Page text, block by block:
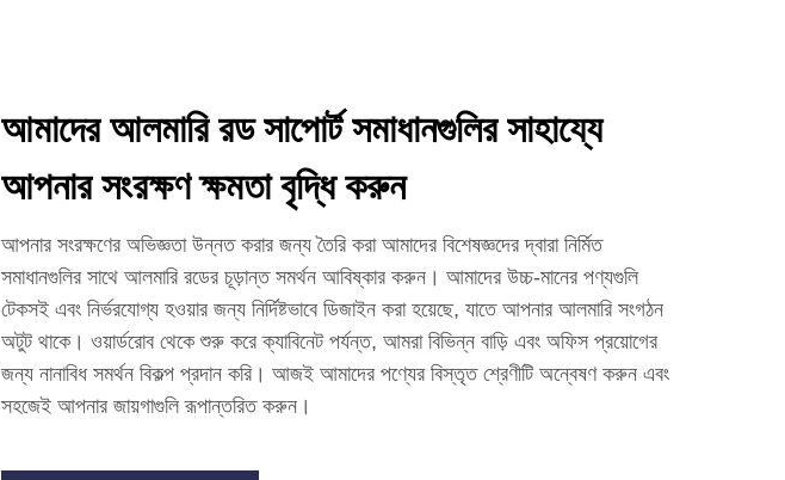
আমাদের আলমারি রড সাপোর্ট সমাধানগুলির সাহায্যে
আপনার সংরক্ষণ ক্ষমতা বৃদ্ধি করুন
আপনার সংরক্ষণের অভিজ্ঞতা উন্নত করার জন্য তৈরি করা আমাদের বিশেষজ্ঞদের দ্বারা নির্মিত
সমাধানগুলির সাথে আলমারি রডের চূড়ান্ত সমর্থন আবিষ্কার করুন। আমাদের উচ্চ-মানের পণ্যগুলি
টেকসই এবং নির্ভরযোগ্য হওয়ার জন্য নির্দিষ্টভাবে ডিজাইন করা হয়েছে, যাতে আপনার আলমারি সংগঠন
অটুট থাকে। ওয়ার্ডরোব থেকে শুরু করে ক্যাবিনেট পর্যন্ত, আমরা বিভিন্ন বাড়ি এবং অফিস প্রয়োগের
জন্য নানাবিধ সমর্থন বিকল্প প্রদান করি। আজই আমাদের পণ্যের বিস্তৃত শ্রেণীটি অন্বেষণ করুন এবং
সহজেই আপনার জায়গাগুলি রূপান্তরিত করুন।